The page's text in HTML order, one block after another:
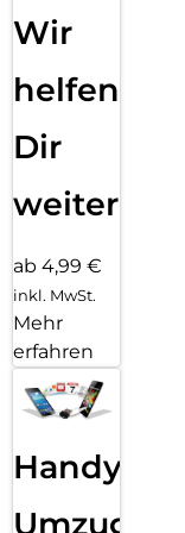
dies möglich ist und
Waldumbau in
Schutzglas mit
Wir
helfen
Dir
weiter
ab 4,99 €
inkl. MwSt.
Mehr
erfahren
Handy
Umzug